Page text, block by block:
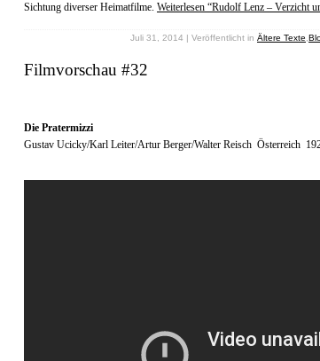
Sichtung diverser Heimatfilme. Weiterlesen “Rudolf Lenz – Verzicht
Juli 31, 2014 | Veröffentlicht in Ältere Texte
Filmvorschau #32
Die Pratermizzi
Gustav Ucicky/Karl Leiter/Artur Berger/Walter Reisch Österreich